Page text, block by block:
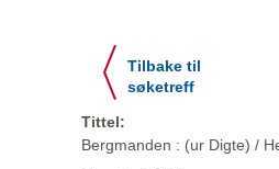
Tilbake til
søketreff
Tittel:
Bergmanden : (ur Digte) /